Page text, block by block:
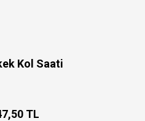
Kol Saati
TL